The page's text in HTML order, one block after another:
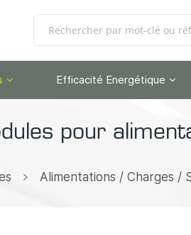
Efficacité Energétique
pour
Alimentations / Charges /